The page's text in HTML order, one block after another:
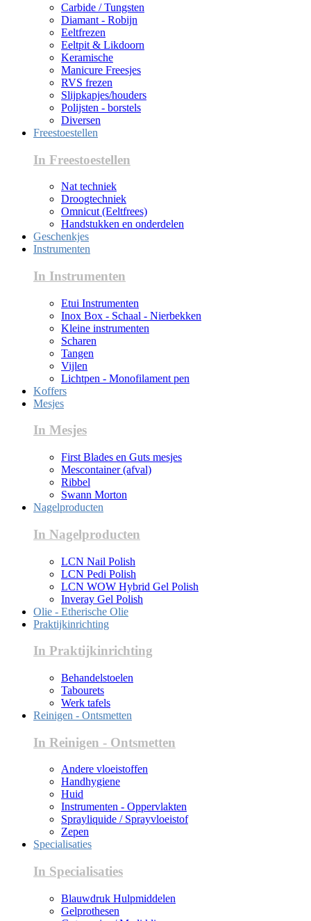
Carbide / Tungsten
Diamant - Robijn
Eeltfrezen
Eeltpit & Likdoorn
Keramische
Manicure Freesjes
RVS frezen
Slijpkapjes/houders
Polijsten - borstels
Diversen
Freestoestellen
In Freestoestellen
Nat techniek
Droogtechniek
Omnicut (Eeltfrees)
Handstukken en onderdelen
Geschenkjes
Instrumenten
In Instrumenten
Etui Instrumenten
Inox Box - Schaal - Nierbekken
Kleine instrumenten
Scharen
Tangen
Vijlen
Lichtpen - Monofilament pen
Koffers
Mesjes
In Mesjes
First Blades en Guts mesjes
Mescontainer (afval)
Ribbel
Swann Morton
Nagelproducten
In Nagelproducten
LCN Nail Polish
LCN Pedi Polish
LCN WOW Hybrid Gel Polish
Inveray Gel Polish
Olie - Etherische Olie
Praktijkinrichting
In Praktijkinrichting
Behandelstoelen
Tabourets
Werk tafels
Reinigen - Ontsmetten
In Reinigen - Ontsmetten
Andere vloeistoffen
Handhygiene
Huid
Instrumenten - Oppervlakten
Sprayliquide / Sprayvloeistof
Zepen
Specialisaties
In Specialisaties
Blauwdruk Hulpmiddelen
Gelprothesen